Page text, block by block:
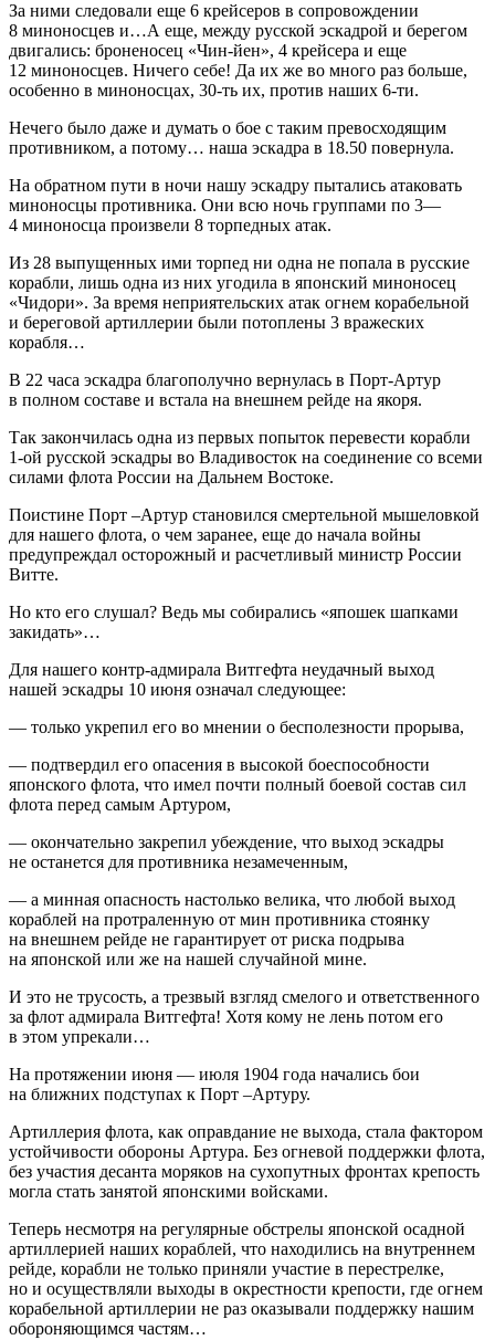
За ними следовали еще 6 крейсеров в сопровождении
8 миноносцев и…А еще, между русской эскадрой и берегом
двигались: броненосец «Чин-йен», 4 крейсера и еще
12 миноносцев. Ничего себе! Да их же во много раз больше,
особенно в миноносцах, 30-ть их, против наших 6-ти.
Нечего было даже и думать о бое с таким превосходящим
противником, а потому… наша эскадра в 18.50 повернула.
На обратном пути в ночи нашу эскадру пытались атаковать
миноносцы противника. Они всю ночь группами по 3—
4 миноносца произвели 8 торпедных атак.
Из 28 выпущенных ими торпед ни одна не попала в русские
корабли, лишь одна из них угодила в японский миноносец
«Чидори». За время неприятельских атак огнем корабельной
и береговой артиллерии были потоплены 3 вражеских
корабля…
В 22 часа эскадра благополучно вернулась в Порт-Артур
в полном составе и встала на внешнем рейде на якоря.
Так закончилась одна из первых попыток перевести корабли
1-ой русской эскадры во Владивосток на соединение со всеми
силами флота России на Дальнем Востоке.
Поистине Порт –Артур становился смертельной мышеловкой
для нашего флота, о чем заранее, еще до начала войны
предупреждал осторожный и расчетливый министр России
Витте.
Но кто его слушал? Ведь мы собирались «япошек шапками
закидать»…
Для нашего контр-адмирала Витгефта неудачный выход
нашей эскадры 10 июня означал следующее:
— только укрепил его во мнении о бесполезности прорыва,
— подтвердил его опасения в высокой боеспособности
японского флота, что имел почти полный боевой состав сил
флота перед самым Артуром,
— окончательно закрепил убеждение, что выход эскадры
не останется для противника незамеченным,
— а минная опасность настолько велика, что любой выход
кораблей на протраленную от мин противника стоянку
на внешнем рейде не гарантирует от риска подрыва
на японской или же на нашей случайной мине.
И это не трусость, а трезвый взгляд смелого и ответственного
за флот адмирала Витгефта! Хотя кому не лень потом его
в этом упрекали…
На протяжении июня — июля 1904 года начались бои
на ближних подступах к Порт –Артуру.
Артиллерия флота, как оправдание не выхода, стала фактором
устойчивости обороны Артура. Без огневой поддержки флота,
без участия десанта моряков на сухопутных фронтах крепость
могла стать занятой японскими войсками.
Теперь несмотря на регулярные обстрелы японской осадной
артиллерией наших кораблей, что находились на внутреннем
рейде, корабли не только приняли участие в перестрелке,
но и осуществляли выходы в окрестности крепости, где огнем
корабельной артиллерии не раз оказывали поддержку нашим
обороняющимся частям…